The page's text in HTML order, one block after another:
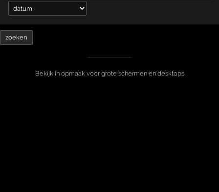
Bekijk in opmaak voor grote schermen en desktops